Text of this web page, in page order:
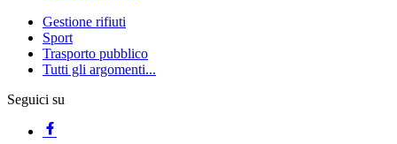
Gestione rifiuti
Sport
Trasporto pubblico
Tutti gli argomenti...
Seguici su